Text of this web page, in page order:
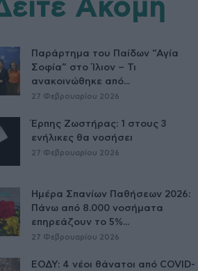
Ακόμη
Παράρτημα του Παίδων “Αγία
Σοφία” στο Ίλιον – Τι
ανακοινώθηκε από...
27 Φεβρουαρίου 2026
Έρπης Ζωστήρας: 1 στους 3
ενήλικες θα νοσήσει
27 Φεβρουαρίου 2026
Ημέρα Σπανίων Παθήσεων 2026:
Πάνω από 8.000 νοσήματα
επηρεάζουν το 5%...
27 Φεβρουαρίου 2026
ΕΟΔΥ: 4 νέοι θάνατοι από COVID-